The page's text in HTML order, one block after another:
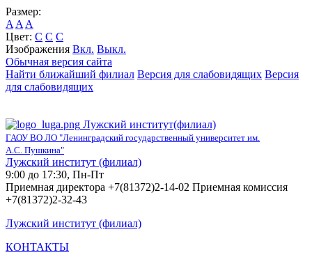
Размер:
A A A
Цвет: C C C
Изображения Вкл. Выкл.
Обычная версия сайта
Найти ближайший филиал Версия для слабовидящих Версия
для слабовидящих
Лужский институт(филиал)
ГАОУ ВО ЛО "Ленинградский государственный университет им.
А.С. Пушкина"
Лужский институт (филиал)
9:00 до 17:30, Пн-Пт
Приемная директора +7(81372)2-14-02 Приемная комиссия
+7(81372)2-32-43
Лужский институт (филиал)
КОНТАКТЫ